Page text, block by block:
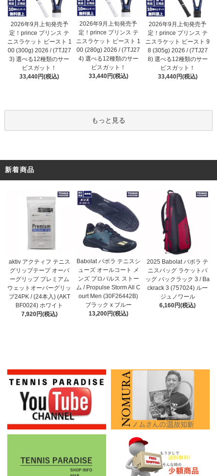
2026年9月上旬発売予
定！prince プリンス テ
ニスラケット ビースト 1
00 (300g) 2026 / (7TJ27
3) 選べる12種類のサー
ビスガット！
33,440円(税込)
2026年9月上旬発売予
定！prince プリンス テ
ニスラケット ビースト 1
00 (280g) 2026 / (7TJ27
4) 選べる12種類のサー
ビスガット！
33,440円(税込)
2026年9月上旬発売予
定！prince プリンス テ
ニスラケット ビースト 9
8 (305g) 2026 / (7TJ27
8) 選べる12種類のサー
ビスガット！
33,440円(税込)
もっと見る
新着商品
aktiv アクティフ テニス
グリップテープ オーバ
ーグリップ プレミアム
ウェットオーバーグリッ
プ24PK / (24本入) (AKT
BF0024) ホワイト
7,920円(税込)
Babolat バボラ テニスシ
ューズ オールコート メ
ンズ プロパルス ストー
ム / Propulse Storm All C
ourt Men (30F26442B)
ブラック x ブルー
13,200円(税込)
2025 Babolat バボラ テ
ニスバッグ ラケットバ
ッグ バックラック 3 / Ba
ckrack 3 (757024) ルー
ジュノワール
6,160円(税込)